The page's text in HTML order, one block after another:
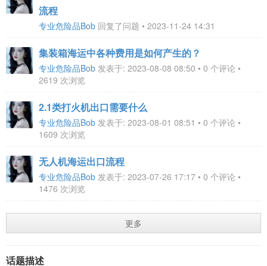
流程
专业危险品Bob 回复了问题 • 2023-11-24 14:31
集装箱海运中各种费用是如何产生的？
专业危险品Bob 发表于: 2023-08-08 08:50 • 0 个评论 •
2619 次浏览
2.1类打火机出口需要什么
专业危险品Bob 发表于: 2023-08-01 08:51 • 0 个评论 •
1609 次浏览
无人机海运出口流程
专业危险品Bob 发表于: 2023-07-26 17:17 • 0 个评论 •
1476 次浏览
更多
话题描述